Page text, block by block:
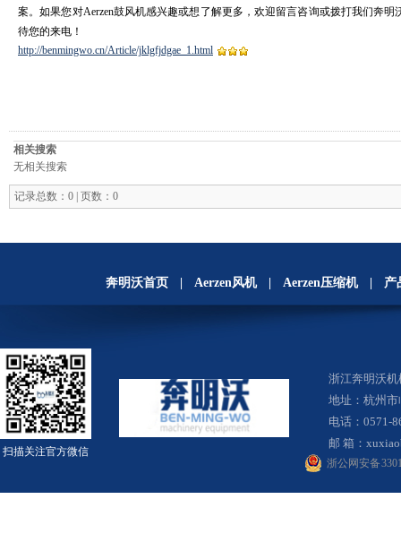
案。如果您对Aerzen鼓风机感兴趣或想了解更多，欢迎留言咨询或拨打我们奔明
待您的来电！
http://benmingwo.cn/Article/jklgfjdgae_1.html
相关搜索
无相关搜索
记录总数：0 | 页数：0
奔明沃首页 Aerzen风机 Aerzen压缩机 产
扫描关注官方微信
浙江奔明沃
地址：杭州
电话：
邮 箱：
浙公网安备